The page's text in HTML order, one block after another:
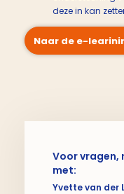
deze in kan
Naar de e-
Voor vragen,
met:
Yvette van der